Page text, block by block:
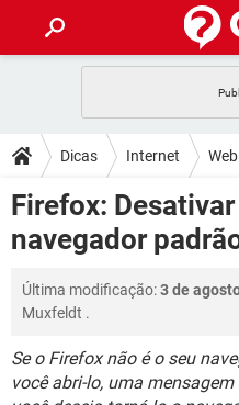
CELULAR
OUTLOOK
INSTAGRAM
DICAS
JOGOS
CELULAR
OUTLOOK
INSTAGRAM
DOWNLOADS
JOGOS
OUTLOOK
INSTAGRAM
GUIA DE COMPRAS
FÓRUM
JOGOS
OUTLOOK
GLOSSÁRIO
JOGOS
CELULAR
Dicas Internet Web
Mozilla Firefox
Firefox:
navegador
Última modificação:3 de
Muxfeldt .
Se o Firefox não é o seu
você abri-lo, uma